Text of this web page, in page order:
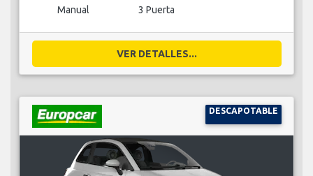
Manual 3 Puerta
VER DETALLES...
DESCAPOTABLE